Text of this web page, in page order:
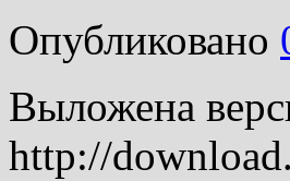
Опубликовано
Выложена
http://